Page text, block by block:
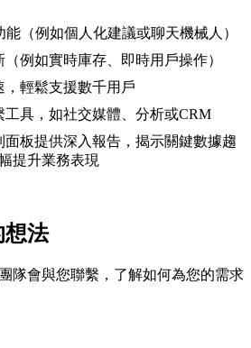
能（例如個人化建議或聊天機械人）
（例如實時庫存、即時用戶操作）
，輕鬆支援數千用戶
工具，如社交媒體、分析或CRM
面板提供深入報告，揭示關鍵數據趨
提升業務表現
想法
隊會與您聯繫，了解如何為您的需求